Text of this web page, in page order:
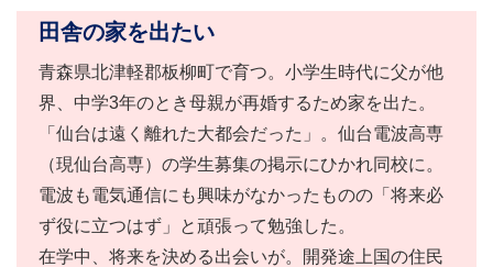
田舎の家を出たい
青森県北津軽郡板柳町で育つ。小学生時代に父が他
界、中学3年のとき母親が再婚するため家を出た。
「仙台は遠く離れた大都会だった」。仙台電波高専
（現仙台高専）の学生募集の掲示にひかれ同校に。
電波も電気通信にも興味がなかったものの「将来必
ず役に立つはず」と頑張って勉強した。
在学中、将来を決める出会いが。開発途上国の住民